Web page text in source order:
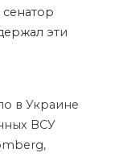
сенатор
эти
в Украине
ВСУ